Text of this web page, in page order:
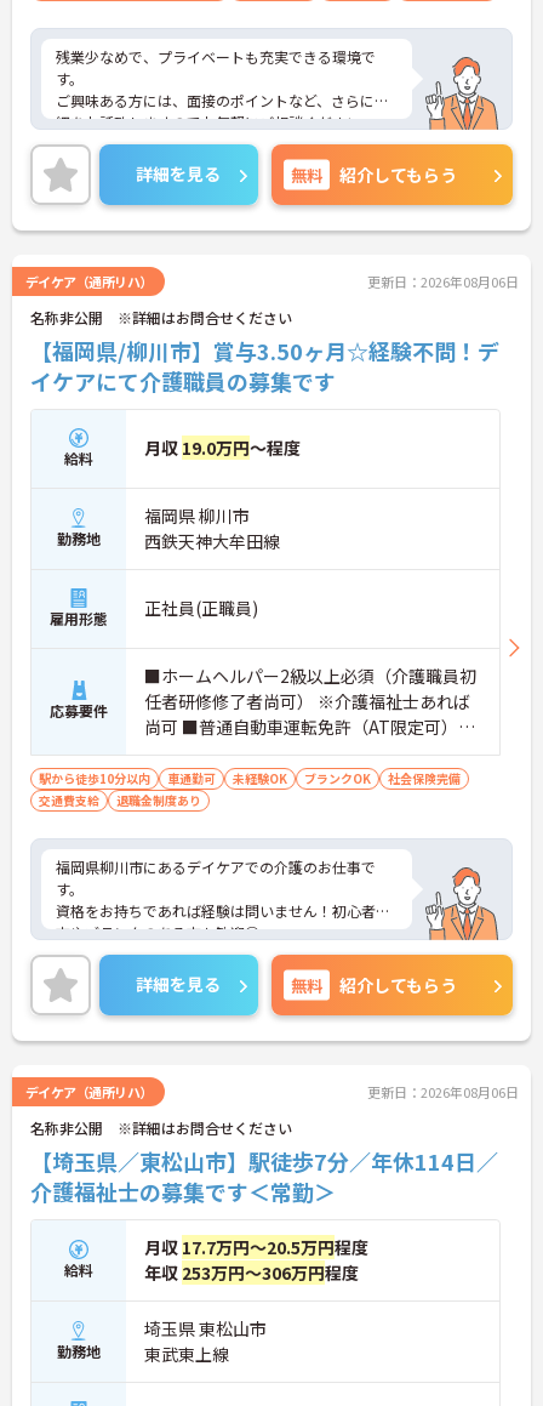
残業少なめで、プライベートも充実できる環境で
す。
ご興味ある方には、面接のポイントなど、さらに詳
細をお話致しますのでお気軽にご相談ください。
詳細を見る 無料 紹介してもらう
デイケア（通所リハ） 更新日：2026年08月06日
名称非公開 ※詳細はお問合せください
【福岡県/柳川市】賞与3.50ヶ月☆経験不問！デ
イケアにて介護職員の募集です
給料 月収 19.0万円～程度
勤務地
福岡県 柳川市
西鉄天神大牟田線
雇用形態 正社員(正職員)
応募要件
■ホームヘルパー2級以上必須（介護職員初
任者研修修了者尚可） ※介護福祉士あれば
尚可 ■普通自動車運転免許（AT限定可）必
須 ■経験不問
駅から徒歩10分以内 車通勤可 未経験OK ブランクOK
社会保険完備
交通費支給
退職金制度あり
福岡県柳川市にあるデイケアでの介護のお仕事で
す。
資格をお持ちであれば経験は問いません！初心者の
方やブランクのある方も歓迎◎
育児休業や看護休暇の取得実績がありますので、ラ
イフステージに応じて長くお仕事を続けていくこと
ができます☆
駐車場が完備されていて、マイカー通勤が可能なた
め、通勤に便利です。
さい。更に詳細などお伝えします。
詳細を見る 無料 紹介してもらう
デイケア（通所リハ） 更新日：2026年08月06日
名称非公開 ※詳細はお問合せください
【埼玉県／東松山市】駅徒歩7分／年休114日／
介護福祉士の募集です＜常勤＞
給料
月収 17.7万円～20.5万円程度
年収 253万円～306万円程度
勤務地
埼玉県 東松山市
東武東上線